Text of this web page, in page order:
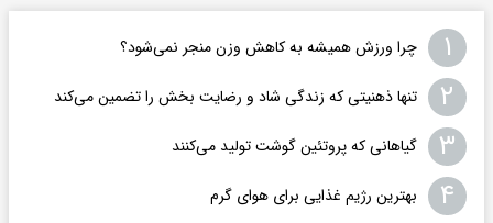
۱ چرا ورزش همیشه به کاهش وزن منجر نمی‌شود؟
۲ تنها ذهنیتی که زندگی شاد و رضایت بخش را تضمین می‌کند
۳ گیاهانی که پروتئین گوشت تولید می‌کنند
۴ بهترین رژیم غذایی برای هوای گرم